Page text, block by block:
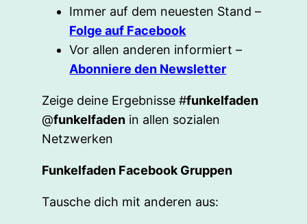
Immer auf dem neuesten Stand –
Folge auf Facebook
Vor allen anderen informiert –
Abonniere den Newsletter
Zeige deine Ergebnisse #funkelfaden
@funkelfaden in allen sozialen
Netzwerken
Funkelfaden Facebook Gruppen
Tausche dich mit anderen aus: